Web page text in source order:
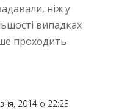
ніж у
випадках
проходить
2014 о 22:23